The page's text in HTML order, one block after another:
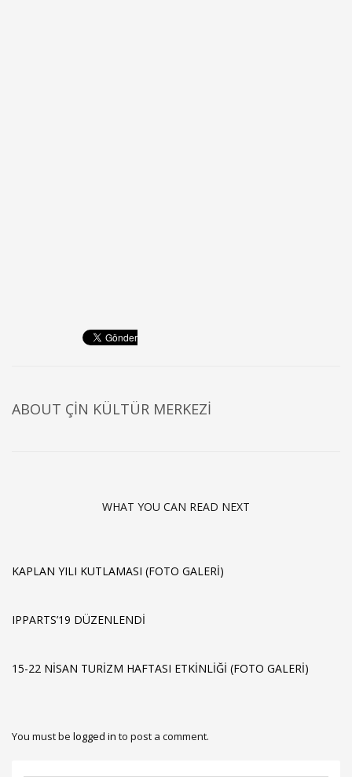
ABOUT ÇIN KÜLTÜR MERKEZI
WHAT YOU CAN READ NEXT
KAPLAN YILI KUTLAMASI (FOTO GALERI)
IPPARTS’19 DÜZENLENDİ
15-22 NISAN TURIZM HAFTASI ETKINLIĞI (FOTO GALERI)
You must be logged in to post a comment.